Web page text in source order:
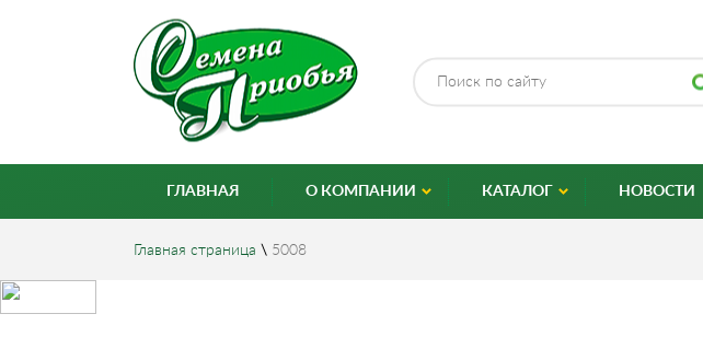
ГЛАВНАЯ О КОМПАНИИ КАТАЛОГ НОВОСТИ
Главная страница \ 5008